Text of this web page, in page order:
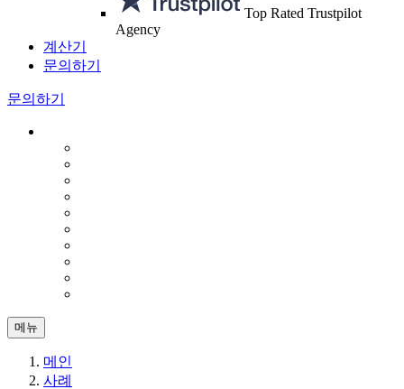
Top Rated Trustpilot
Agency
계산기
문의하기
문의하기
메뉴
메인
사례